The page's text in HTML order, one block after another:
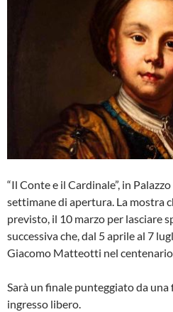
“Il Conte e il Cardinale”, in
settimane di apertura. La mostra
previsto, il 10 marzo per lasciare
successiva che, dal 5 aprile al 7
Giacomo Matteotti nel centenario
Sarà un finale punteggiato da
ingresso libero.